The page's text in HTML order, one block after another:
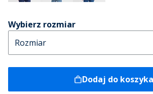
Wybierz rozmiar
Dodaj do koszyka